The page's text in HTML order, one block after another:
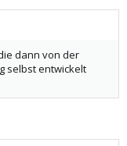
dann von der
selbst entwickelt